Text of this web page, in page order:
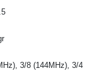
3/8 (144MHz), 3/4